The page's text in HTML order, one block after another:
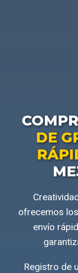
DE
ofrecemos
envío
Registro de